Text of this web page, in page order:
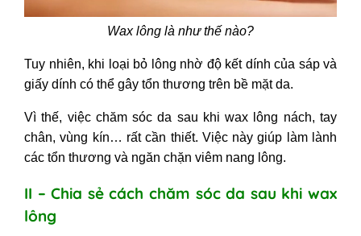
Wax lông là như thế nào?
Tuy nhiên, khi loại bỏ lông nhờ độ kết dính của sáp và
giấy dính có thể gây tổn thương trên bề mặt da.
Vì thế, việc chăm sóc da sau khi wax lông nách,tay
chân, vùng kín… rất cần thiết. Việc này giúp làm lành
các tổn thương và ngăn chặn viêm nang lông.
II – Chia sẻ cách chăm sóc da sau khi wax
lông